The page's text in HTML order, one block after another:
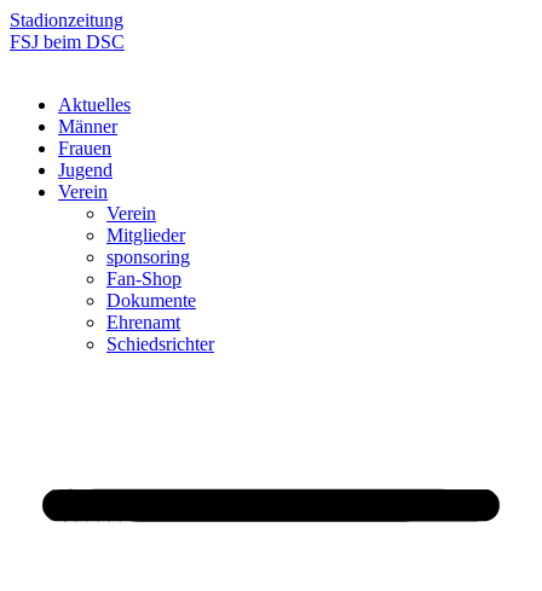
Zum
Inhalt
Stadionzeitung
FSJ beim DSC
Aktuelles
Männer
Frauen
Jugend
Verein
Verein
Mitglieder
sponsoring
Fan-Shop
Dokumente
Ehrenamt
Schiedsrichter